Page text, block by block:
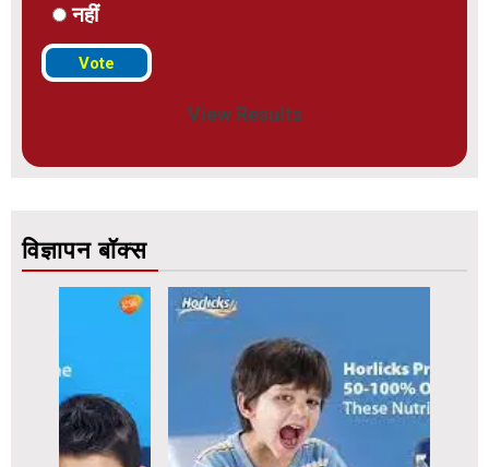
नहीं
View Results
विज्ञापन बॉक्स